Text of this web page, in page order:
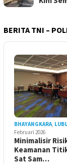
BERITA TNI –
BHAYANGKARA
Februari 2026
Minimalisir
Keamanan
Sat Sam…